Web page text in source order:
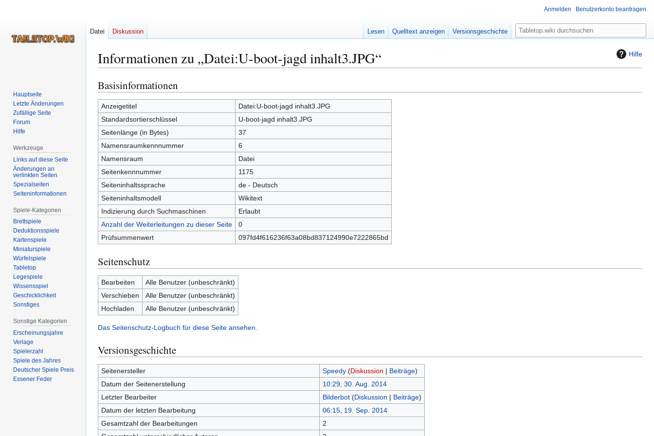
Hilfe
Informationen zu „Datei:U-boot-jagd inhalt3.JPG“
Zur
Navigation
springen
Zur
Suche
springen
Basisinformationen
Anzeigetitel
Datei:U-boot-jagd inhalt3.JPG
Standardsortierschlüssel
U-boot-jagd inhalt3.JPG
Seitenlänge (in Bytes)
37
Namensraumkennnummer
6
Namensraum
Datei
Seitenkennnummer
1175
Seiteninhaltssprache
de - Deutsch
Seiteninhaltsmodell
Wikitext
Indizierung durch Suchmaschinen
Erlaubt
Anzahl der Weiterleitungen zu dieser Seite
0
Prüfsummenwert
097fd4f616236f63a08bd837124990e7222865bd
Seitenschutz
Bearbeiten
Alle Benutzer (unbeschränkt)
Verschieben
Alle Benutzer (unbeschränkt)
Hochladen
Alle Benutzer (unbeschränkt)
Das Seitenschutz-Logbuch für diese Seite ansehen.
Versionsgeschichte
Seitenersteller Speedy (Diskussion | Beiträge)
Datum der Seitenerstellung
10:29, 30. Aug. 2014
Letzter Bearbeiter
Bilderbot (Diskussion | Beiträge)
Datum der letzten Bearbeitung
06:15, 19. Sep. 2014
Gesamtzahl der Bearbeitungen
2
Anmelden Benutzerkonto beantragen
Datei Diskussion Lesen Quelltext anzeigen Versionsgeschichte
S
u
e
Hauptseite
Letzte Änderungen
Zufällige Seite
Forum
Hilfe
Werkzeuge
Links auf diese Seite
Änderungen an
verlinkten Seiten
Spezialseiten
Seiten­­informationen
Spiele-Kategorien
Brettspiele
Deduktionsspiele
Kartenspiele
Miniaturspiele
Würfelspiele
Tabletop
Legespiele
Wissensspiel
Geschicklichkeit
Sonstiges
Sonstige Kategorien
Erscheinungsjahre
Verlage
Spielerzahl
Spiele des Jahres
Deutscher Spiele Preis
Essener Feder